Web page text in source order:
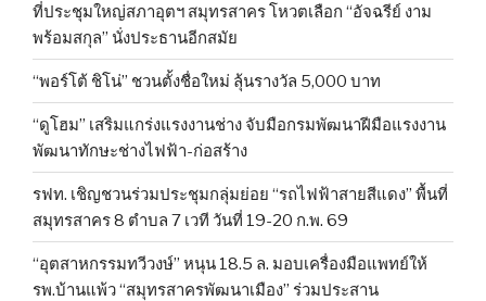
ที่ประชุมใหญ่สภาอุตฯ สมุทรสาคร โหวตเลือก “อัจฉรีย์ งาม
พร้อมสกุล” นั่งประธานอีกสมัย
“พอร์โต้ ชิโน่” ชวนตั้งชื่อใหม่ ลุ้นรางวัล 5,000 บาท
“ดูโฮม” เสริมแกร่งแรงงานช่าง จับมือกรมพัฒนาฝีมือแรงงาน
พัฒนาทักษะช่างไฟฟ้า-ก่อสร้าง
รฟท. เชิญชวนร่วมประชุมกลุ่มย่อย “รถไฟฟ้าสายสีแดง” พื้นที่
สมุทรสาคร 8 ตำบล 7 เวที วันที่ 19-20 ก.พ. 69
“อุตสาหกรรมทวีวงษ์” หนุน 18.5 ล. มอบเครื่องมือแพทย์ให้
รพ.บ้านแพ้ว “สมุทรสาครพัฒนาเมือง” ร่วมประสาน